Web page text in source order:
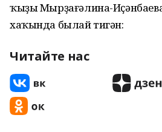
ҡыҙы Мырҙағәлина-
хаҡында былай тигән:
Читайте нас